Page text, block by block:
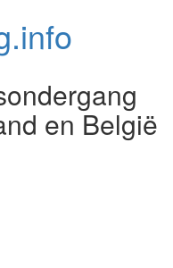
info
en België